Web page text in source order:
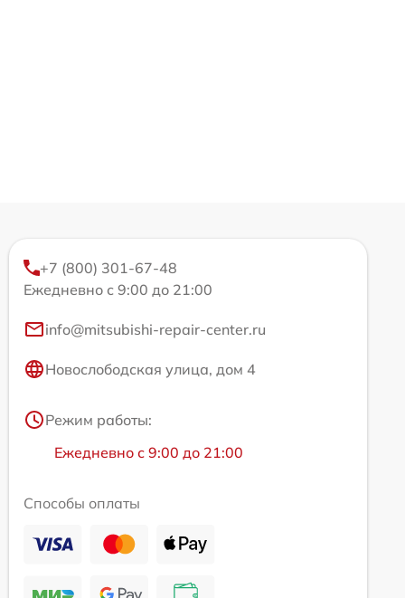
+7 (800) 301-67-48
Ежедневно с 9:00 до 21:00
info@mitsubishi-repair-center.ru
Новослободская улица, дом 4
Режим работы:
Ежедневно с 9:00 до 21:00
Способы оплаты